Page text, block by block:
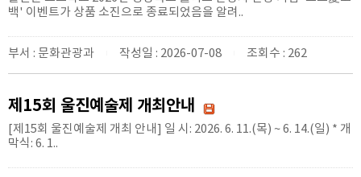
백' 이벤트가 상품 소진으로 종료되었음을 알려..
부서 : 문화관광과 작성일 : 2026-07-08 조회수 : 262
제15회 울진예술제 개최안내
[제15회 울진예술제 개최 안내] 일 시: 2026. 6. 11.(목) ~ 6. 14.(일) * 개
막식: 6. 1..